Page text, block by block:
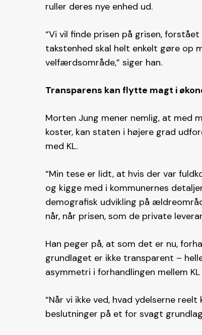
ruller deres nye enhed ud.
“Vi vil finde prisen på grisen,
takstenhed skal helt enkelt gøre op
velfærdsområde,” siger han.
Transparens kan flytte magt i
Morten Jung mener nemlig, at med
koster, kan staten i højere grad
med KL.
“Min tese er lidt, at hvis der var
og kigge med i kommunernes
demografisk udvikling på
når, når prisen, som de private
Han peger på, at som det er nu,
grundlaget er ikke transparent –
asymmetri i forhandlingen mellem
“Når vi ikke ved, hvad ydelserne
beslutninger på et for svagt